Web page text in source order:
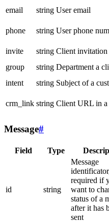
email
string User email
phone
string User phone
invite
string Client invitation
group
string Department a
intent
string Subject of a
crm_link string Client URL in a
Message#
Field Type
id string
Message
required if
want to
status of a
after it has
sent